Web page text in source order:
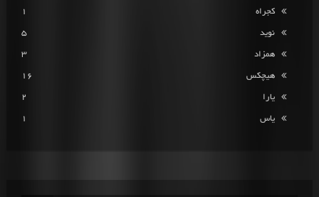
کجراه 1
نوید 5
همزاد 3
هیچکس 16
یارا 2
یاس 1